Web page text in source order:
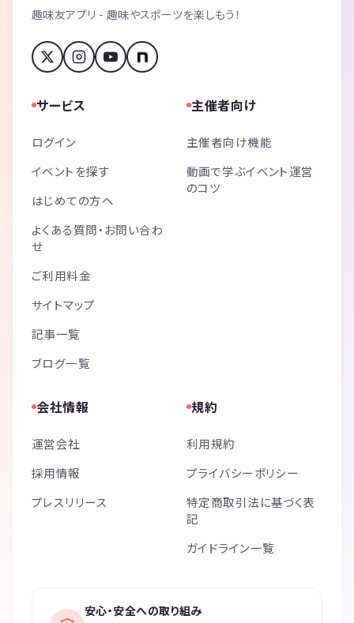
趣味友アプリ - 趣味やスポーツを楽しもう！
サービス
ログイン
イベントを探す
はじめての方へ
よくある質問・お問い合わ
せ
ご利用料金
サイトマップ
記事一覧
ブログ一覧
主催者向け
主催者向け機能
動画で学ぶイベント運営
のコツ
会社情報
運営会社
採用情報
プレスリリース
規約
利用規約
プライバシーポリシー
特定商取引法に基づく表
記
ガイドライン一覧
安心・安全への取り組み